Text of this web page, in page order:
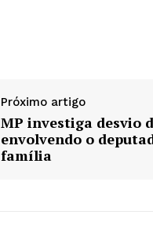
Próximo artigo
MP investiga desvio
envolvendo o
família